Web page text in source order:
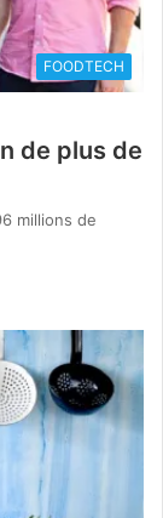
FOODTECH
de plus de
millions de